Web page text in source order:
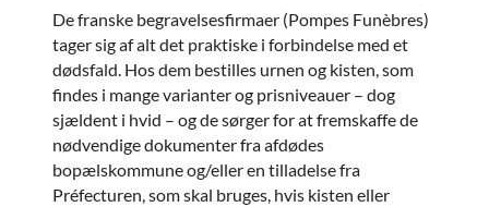
De franske begravelsesfirmaer (Pompes Funèbres)
tager sig af alt det praktiske i forbindelse med et
dødsfald. Hos dem bestilles urnen og kisten, som
findes i mange varianter og prisniveauer – dog
sjældent i hvid – og de sørger for at fremskaffe de
nødvendige dokumenter fra afdødes
bopælskommune og/eller en tilladelse fra
Préfecturen, som skal bruges, hvis kisten eller